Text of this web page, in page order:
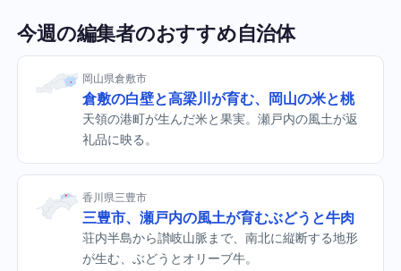
今週の編集者のおすすめ自治体
岡山県倉敷市
倉敷の白壁と高梁川が育む、岡山の米と桃
天領の港町が生んだ米と果実。瀬戸内の風土が返
礼品に映る。
香川県三豊市
三豊市、瀬戸内の風土が育むぶどうと牛肉
荘内半島から讃岐山脈まで、南北に縦断する地形
が生む、ぶどうとオリーブ牛。